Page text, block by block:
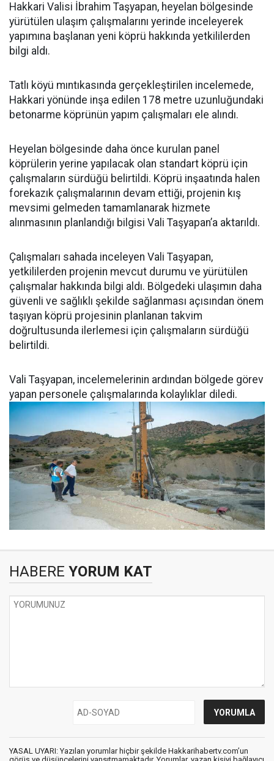
Hakkari Valisi İbrahim Taşyapan, heyelan bölgesinde
yürütülen ulaşım çalışmalarını yerinde inceleyerek
yapımına başlanan yeni köprü hakkında yetkililerden
bilgi aldı.
Tatlı köyü mıntıkasında gerçekleştirilen incelemede,
Hakkari yönünde inşa edilen 178 metre uzunluğundaki
betonarme köprünün yapım çalışmaları ele alındı.
Heyelan bölgesinde daha önce kurulan panel
köprülerin yerine yapılacak olan standart köprü için
çalışmaların sürdüğü belirtildi. Köprü inşaatında halen
forekazık çalışmalarının devam ettiği, projenin kış
mevsimi gelmeden tamamlanarak hizmete
alınmasının planlandığı bilgisi Vali Taşyapan’a aktarıldı.
Çalışmaları sahada inceleyen Vali Taşyapan,
yetkililerden projenin mevcut durumu ve yürütülen
çalışmalar hakkında bilgi aldı. Bölgedeki ulaşımın daha
güvenli ve sağlıklı şekilde sağlanması açısından önem
taşıyan köprü projesinin planlanan takvim
doğrultusunda ilerlemesi için çalışmaların sürdüğü
belirtildi.
Vali Taşyapan, incelemelerinin ardından bölgede görev
yapan personele çalışmalarında kolaylıklar diledi.
HABERE YORUM KAT
YASAL UYARI: Yazılan yorumlar hiçbir şekilde Hakkarihabertv.com’un